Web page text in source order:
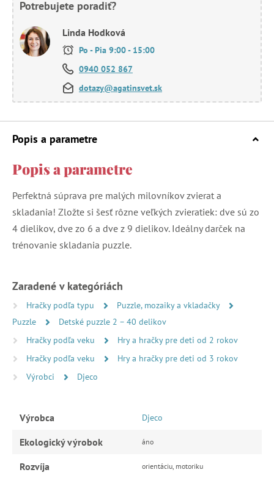
Potrebujete poradiť?
Linda Hodková
Po - Pia 9:00 - 15:00
0940 052 867
dotazy@agatinsvet.sk
Popis a parametre
Popis a parametre
Perfektná súprava pre malých milovníkov zvierat a
skladania! Zložte si šesť rôzne veľkých zvieratiek: dve sú zo
4 dielikov, dve zo 6 a dve z 9 dielikov. Ideálny darček na
trénovanie skladania puzzle.
Zaradené v kategóriách
Hračky podľa typu
Puzzle, mozaiky a vkladačky
Puzzle
Detské puzzle 2 – 40 delikov
Hračky podľa veku
Hry a hračky pre deti od 2 rokov
Hračky podľa veku
Hry a hračky pre deti od 3 rokov
Výrobci
Djeco
Výrobca Djeco
Ekologický výrobok áno
Rozvíja orientáciu, motoriku